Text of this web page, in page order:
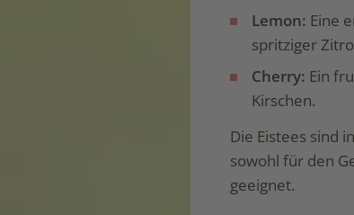
Lemon: Eine
spritziger
Cherry: Ein
Kirschen.
Die Eistees sind
sowohl für den
geeignet.